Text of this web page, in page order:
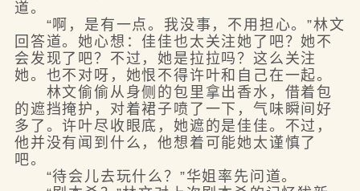
道。
“啊，是有一点。我没事，不用担心。”林文
回答道。她心想：佳佳也太关注她了吧？她不
会发现了吧？不过，她是拉拉吗？这么关注
她。也不对呀，她恨不得许叶和自己在一起。
林文偷偷从身侧的包里拿出香水，借着包
的遮挡掩护，对着裙子喷了一下，气味瞬间好
多了。许叶尽收眼底，她遮的是佳佳。不过，
他并没有闻到什么，他想着可能她太谨慎了
吧。
“待会儿去玩什么？”华姐率先问道。